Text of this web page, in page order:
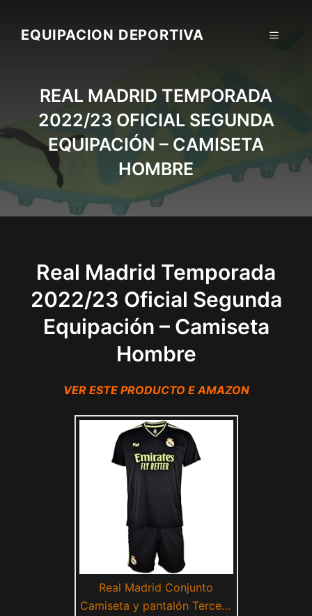
contentEQUIPACION DEPORTIVA MENU
REAL MADRID TEMPORADA
2022/23 OFICIAL SEGUNDA
EQUIPACIÓN – CAMISETA
HOMBRE
Real Madrid Temporada
2022/23 Oficial Segunda
Equipación – Camiseta
Hombre
VER ESTE PRODUCTO E AMAZON
Real Madrid Conjunto
Camiseta y pantalón Tercera